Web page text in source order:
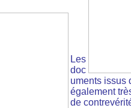
Les
doc
uments issus
également
de